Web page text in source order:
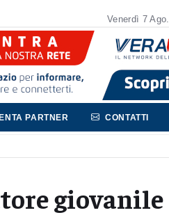
Venerdì 7 Ago.
PARTNER CONTATTI
giovanile